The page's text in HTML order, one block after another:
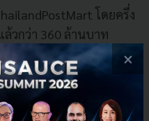
โดยครึ่ง
ล้วกว่า 360 ล้านบาท
10% และคาดว่าในปี
มที่ 760 ล้านบาท นอกจาก
เชิงสังคม (PSO) ตั้งแต่
ล้านบาท และใน
×